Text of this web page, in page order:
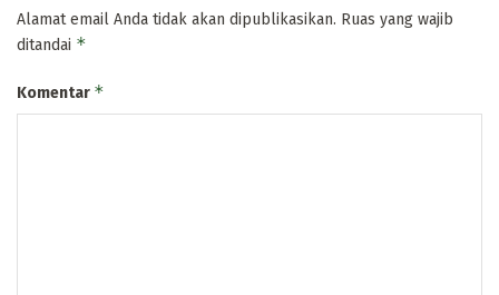
Alamat email Anda tidak akan dipublikasikan. Ruas yang wajib
ditandai *
Komentar *